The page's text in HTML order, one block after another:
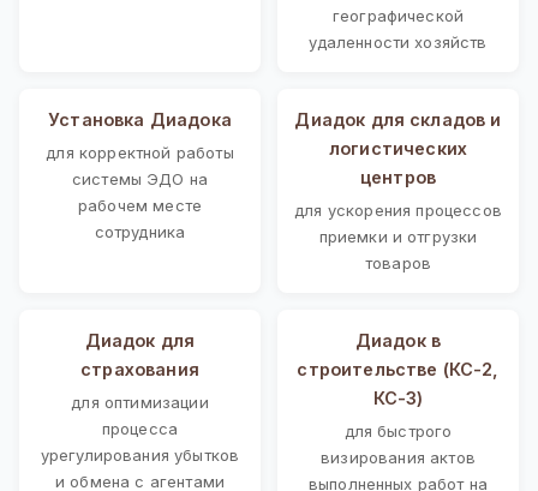
географической
удаленности хозяйств
Установка Диадока
для корректной работы
системы ЭДО на
рабочем месте
сотрудника
Диадок для складов и
логистических
центров
для ускорения процессов
приемки и отгрузки
товаров
Диадок для
страхования
для оптимизации
процесса
урегулирования убытков
и обмена с агентами
Диадок в
строительстве (КС-2,
КС-3)
для быстрого
визирования актов
выполненных работ на